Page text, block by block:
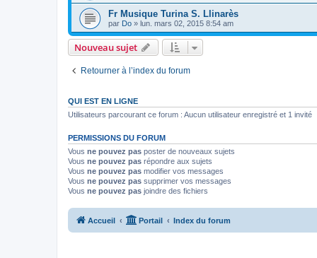
Fr Musique Turina S. Llinarès
par Do » lun. mars 02, 2015 8:54 am
Nouveau sujet
Retourner à l’index du forum
QUI EST EN LIGNE
Utilisateurs parcourant ce forum : Aucun utilisateur enregistré et 1 invité
PERMISSIONS DU FORUM
Vous ne pouvez pas poster de nouveaux sujets
Vous ne pouvez pas répondre aux sujets
Vous ne pouvez pas modifier vos messages
Vous ne pouvez pas supprimer vos messages
Vous ne pouvez pas joindre des fichiers
Accueil Portail Index du forum